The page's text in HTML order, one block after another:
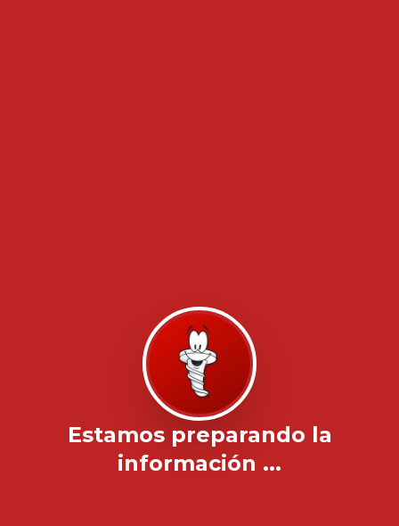
Estamos preparando la
información ...